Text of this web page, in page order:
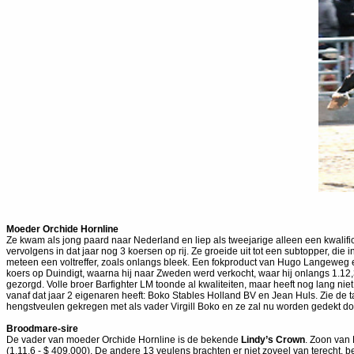
Moeder Orchide Hornline
Ze kwam als jong paard naar Nederland en liep als tweejarige alleen een
vervolgens in dat jaar nog 3 koersen op rij. Ze groeide uit tot een subtopper,
meteen een voltreffer, zoals onlangs bleek. Een fokproduct van Hugo
koers op Duindigt, waarna hij naar Zweden werd verkocht, waar hij onlangs
gezorgd. Volle broer Barfighter LM toonde al kwaliteiten, maar heeft nog lang
vanaf dat jaar 2 eigenaren heeft: Boko Stables Holland BV en Jean Huls. Zie
hengstveulen gekregen met als vader Virgill Boko en ze zal nu worden gedekt
Broodmare-sire
De vader van moeder Orchide Hornline is de bekende Lindy’s Crown . Zoon
(1.11,6 - $ 409.000). De andere 13 veulens brachten er niet zoveel van terecht,